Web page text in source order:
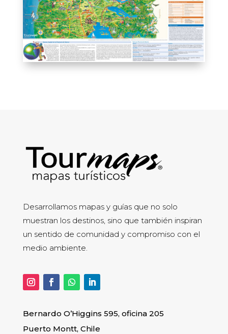
Desarrollamos mapas y guías que no solo
muestran los destinos, sino que también inspiran
un sentido de comunidad y compromiso con el
medio ambiente.
Bernardo O’Higgins 595, oficina 205
Puerto Montt, Chile